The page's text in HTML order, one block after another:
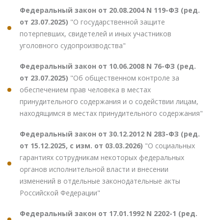
Федеральный закон от 20.08.2004 N 119-ФЗ (ред.
от 23.07.2025) "О государственной защите
потерпевших, свидетелей и иных участников
уголовного судопроизводства"
Федеральный закон от 10.06.2008 N 76-ФЗ (ред.
от 23.07.2025) "Об общественном контроле за
обеспечением прав человека в местах
принудительного содержания и о содействии лицам,
находящимся в местах принудительного содержания"
Федеральный закон от 30.12.2012 N 283-ФЗ (ред.
от 15.12.2025, с изм. от 03.03.2026) "О социальных
гарантиях сотрудникам некоторых федеральных
органов исполнительной власти и внесении
изменений в отдельные законодательные акты
Российской Федерации"
Федеральный закон от 17.01.1992 N 2202-1 (ред.